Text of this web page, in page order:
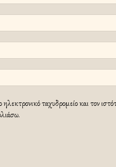
ταχυδρομείο και τον